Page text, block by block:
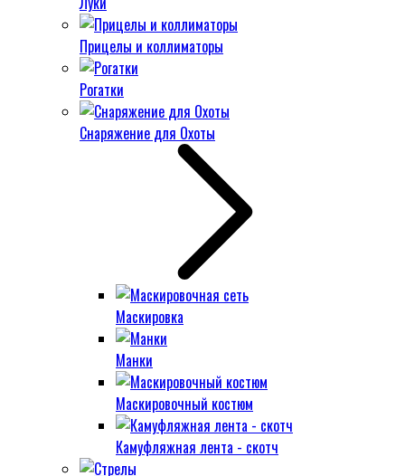
Прицелы и коллиматоры
Рогатки
Снаряжение для Охоты
Маскировка
Манки
Маскировочный костюм
Камуфляжная лента - скотч